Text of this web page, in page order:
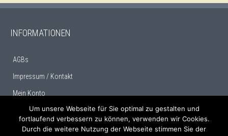
INFORMATIONEN
AGBs
Impressum / Kontakt
Mein Konto
Um unsere Webseite für Sie optimal zu gestalten und
fortlaufend verbessern zu können, verwenden wir Cookies.
Durch die weitere Nutzung der Webseite stimmen Sie der